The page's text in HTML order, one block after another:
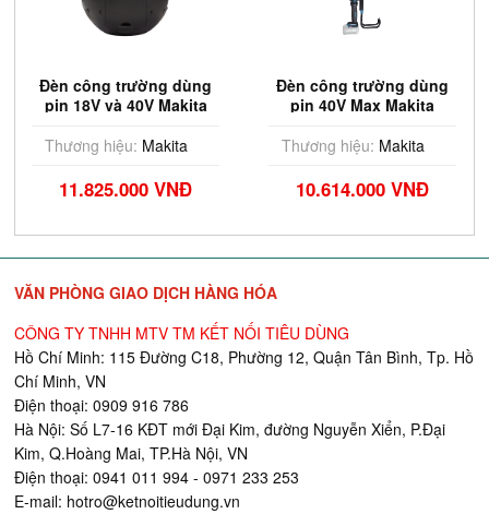
Đèn công trường dùng
pin 18V và 40V Makita
Sạc)
Thương hiệu: Makita
11.825.000 VNĐ
Đèn công trường dùng
pin 40V Max Makita
Sạc)
Thương hiệu: Makita
10.614.000 VNĐ
VĂN PHÒNG GIAO DỊCH HÀNG HÓA
CÔNG TY TNHH MTV TM KẾT NỐI TIÊU DÙNG
Hồ Chí Minh: 115 Đường C18, Phường 12, Quận Tân Bình, Tp. Hồ
Chí Minh, VN
Điện thoại: 0909 916 786
Hà Nội: Số L7-16 KĐT mới Đại Kim, đường Nguyễn Xiển, P.Đại
Kim, Q.Hoàng Mai, TP.Hà Nội, VN
Điện thoại: 0941 011 994 - 0971 233 253
E-mail: hotro@ketnoitieudung.vn